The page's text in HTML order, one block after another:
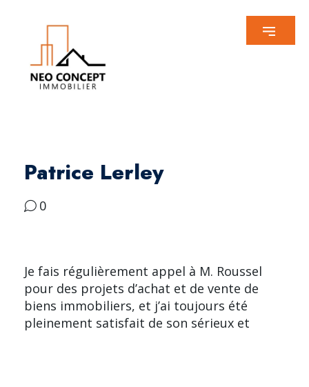
Patrice Lerley
0
Je fais régulièrement appel à M. Roussel
pour des projets d’achat et de vente de
biens immobiliers, et j’ai toujours été
pleinement satisfait de son sérieux et